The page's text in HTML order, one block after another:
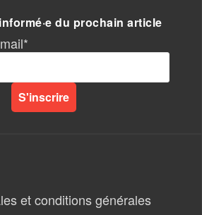
du prochain article
et conditions générales